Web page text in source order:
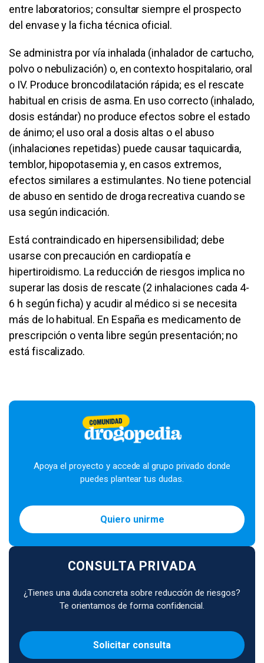
entre laboratorios; consultar siempre el prospecto
del envase y la ficha técnica oficial.
Se administra por vía inhalada (inhalador de cartucho,
polvo o nebulización) o, en contexto hospitalario, oral
o IV. Produce broncodilatación rápida; es el rescate
habitual en crisis de asma. En uso correcto (inhalado,
dosis estándar) no produce efectos sobre el estado
de ánimo; el uso oral a dosis altas o el abuso
(inhalaciones repetidas) puede causar taquicardia,
temblor, hipopotasemia y, en casos extremos,
efectos similares a estimulantes. No tiene potencial
de abuso en sentido de droga recreativa cuando se
usa según indicación.
Está contraindicado en hipersensibilidad; debe
usarse con precaución en cardiopatía e
hipertiroidismo. La reducción de riesgos implica no
superar las dosis de rescate (2 inhalaciones cada 4-
6 h según ficha) y acudir al médico si se necesita
más de lo habitual. En España es medicamento de
prescripción o venta libre según presentación; no
está fiscalizado.
Apoya el proyecto y accede al grupo privado donde
puedes plantear tus dudas.
Quiero unirme
CONSULTA PRIVADA
¿Tienes una duda concreta sobre reducción de riesgos?
Te orientamos de forma confidencial.
Solicitar consulta